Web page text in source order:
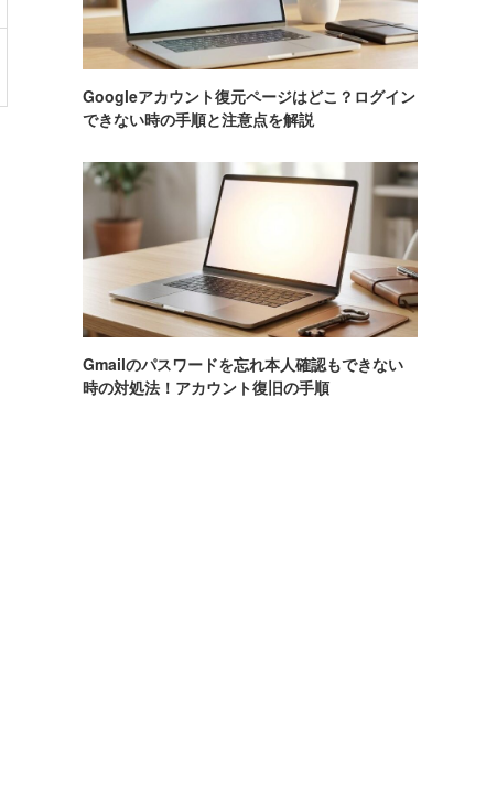
Googleアカウント復元ページはどこ？ログイン
できない時の手順と注意点を解説
Gmailのパスワードを忘れ本人確認もできない
時の対処法！アカウント復旧の手順